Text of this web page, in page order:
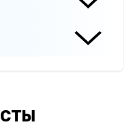
а также с